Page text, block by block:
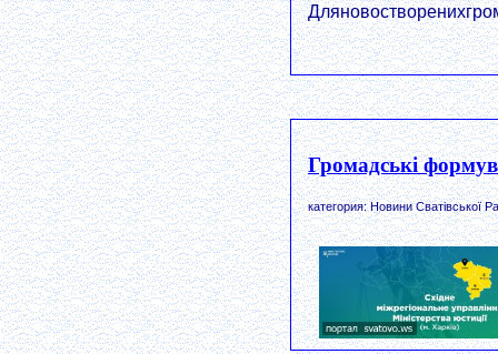
Громадські
категория: Новини Сватівської